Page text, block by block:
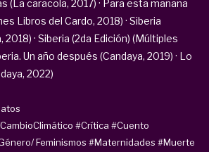
caracola, 2017) · Para esta mañana
Libros del Cardo, 2018) · Siberia
· Siberia (2da Edición) (Múltiples
Un año después (Candaya, 2019) · Lo
2022)
#Crítica #Cuento
Feminismos #Maternidades #Muerte